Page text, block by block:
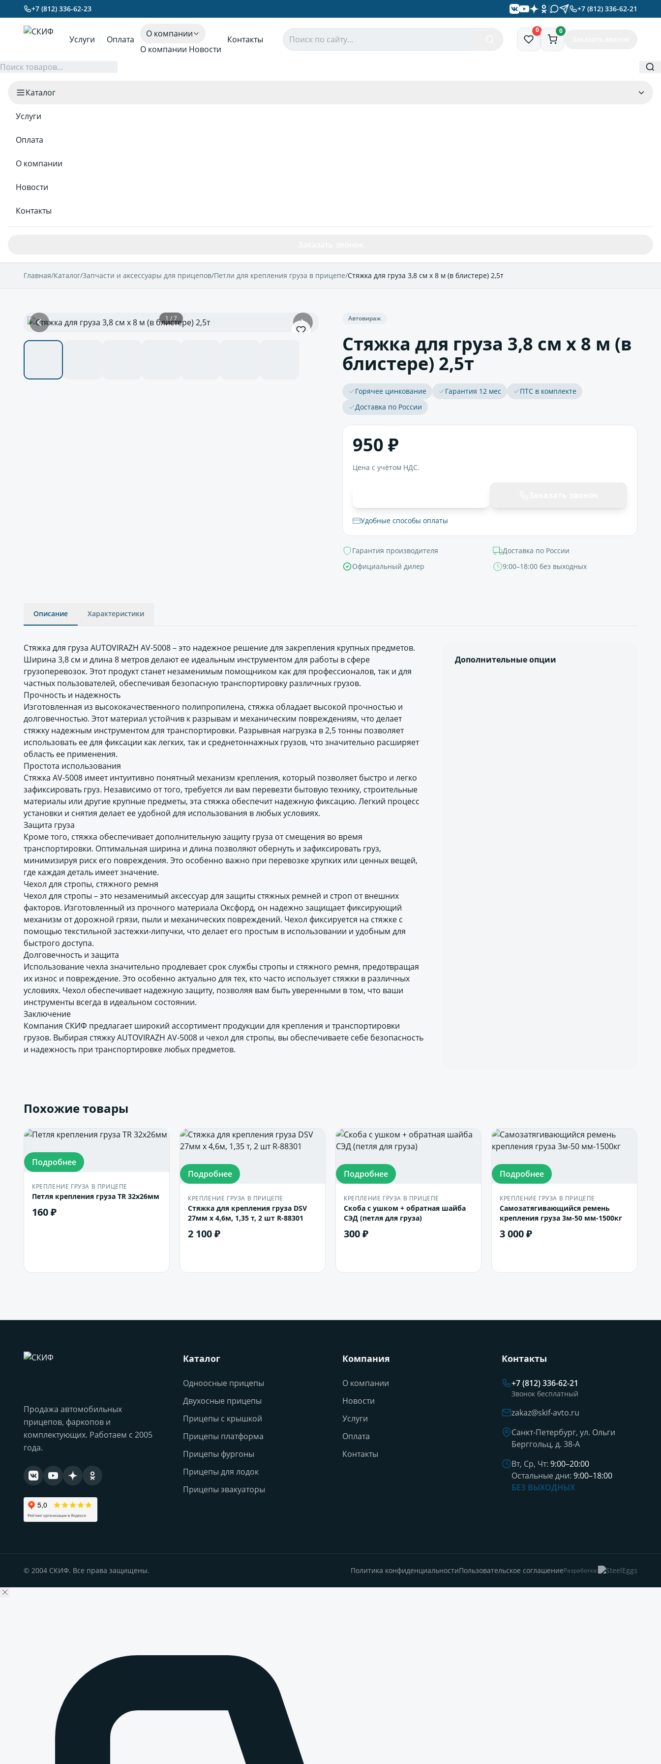
+7 (812) 336-62-23 +7 (812) 336-62-21
Услуги Оплата
О компании
О компании Новости
Контакты
0 0
Каталог
Услуги
Оплата
О компании
Новости
Контакты
Главная/Каталог/Запчасти и аксессуары для прицепов/Петли для крепления груза в прицепе/Стяжка для груза 3,8 см х 8 м (в блистере) 2,5т
1 / 7 Автовираж
Стяжка для груза 3,8 см х 8 м (в
блистере) 2,5т
Горячее цинкование Гарантия 12 мес
ПТС в комплекте
Доставка по России
950 ₽
Цена с учётом НДС.
Удобные способы оплаты
Гарантия производителя
Доставка по России
Официальный дилер
9:00–18:00 без выходных
Описание Характеристики
Стяжка для груза AUTOVIRAZH AV-5008 – это надежное решение для закрепления крупных предметов.
Ширина 3,8 см и длина 8 метров делают ее идеальным инструментом для работы в сфере
грузоперевозок. Этот продукт станет незаменимым помощником как для профессионалов, так и для
частных пользователей, обеспечивая безопасную транспортировку различных грузов.
Прочность и надежность
Изготовленная из высококачественного полипропилена, стяжка обладает высокой прочностью и
долговечностью. Этот материал устойчив к разрывам и механическим повреждениям, что делает
стяжку надежным инструментом для транспортировки. Разрывная нагрузка в 2,5 тонны позволяет
использовать ее для фиксации как легких, так и среднетоннажных грузов, что значительно расширяет
область ее применения.
Простота использования
Стяжка AV-5008 имеет интуитивно понятный механизм крепления, который позволяет быстро и легко
зафиксировать груз. Независимо от того, требуется ли вам перевезти бытовую технику, строительные
материалы или другие крупные предметы, эта стяжка обеспечит надежную фиксацию. Легкий процесс
установки и снятия делает ее удобной для использования в любых условиях.
Защита груза
Кроме того, стяжка обеспечивает дополнительную защиту груза от смещения во время
транспортировки. Оптимальная ширина и длина позволяют обернуть и зафиксировать груз,
минимизируя риск его повреждения. Это особенно важно при перевозке хрупких или ценных вещей,
где каждая деталь имеет значение.
Чехол для стропы, стяжного ремня
Чехол для стропы – это незаменимый аксессуар для защиты стяжных ремней и строп от внешних
факторов. Изготовленный из прочного материала Оксфорд, он надежно защищает фиксирующий
механизм от дорожной грязи, пыли и механических повреждений. Чехол фиксируется на стяжке с
помощью текстильной застежки-липучки, что делает его простым в использовании и удобным для
быстрого доступа.
Долговечность и защита
Использование чехла значительно продлевает срок службы стропы и стяжного ремня, предотвращая
их износ и повреждение. Это особенно актуально для тех, кто часто использует стяжки в различных
условиях. Чехол обеспечивает надежную защиту, позволяя вам быть уверенными в том, что ваши
инструменты всегда в идеальном состоянии.
Заключение
Компания СКИФ предлагает широкий ассортимент продукции для крепления и транспортировки
грузов. Выбирая стяжку AUTOVIRAZH AV-5008 и чехол для стропы, вы обеспечиваете себе безопасность
и надежность при транспортировке любых предметов.
Дополнительные опции
Похожие товары
Подробнее
КРЕПЛЕНИЕ ГРУЗА В ПРИЦЕПЕ
Петля крепления груза TR 32x26мм
160 ₽
Подробнее
КРЕПЛЕНИЕ ГРУЗА В ПРИЦЕПЕ
Стяжка для крепления груза DSV
27мм х 4,6м, 1,35 т, 2 шт R-88301
2 100 ₽
Подробнее
КРЕПЛЕНИЕ ГРУЗА В ПРИЦЕПЕ
Скоба с ушком + обратная шайба
СЭД (петля для груза)
300 ₽
Подробнее
КРЕПЛЕНИЕ ГРУЗА В ПРИЦЕПЕ
Самозатягивающийся ремень
крепления груза 3м-50 мм-1500кг
3 000 ₽
Продажа автомобильных
прицепов, фаркопов и
комплектующих. Работаем с 2005
года.
Каталог
Одноосные прицепы
Двухосные прицепы
Прицепы с крышкой
Прицепы платформа
Прицепы фургоны
Прицепы для лодок
Прицепы эвакуаторы
Компания
О компании
Новости
Услуги
Оплата
Контакты
Контакты
+7 (812) 336-62-21
Звонок бесплатный
zakaz@skif-avto.ru
Санкт-Петербург, ул. Ольги
Берггольц, д. 38-А
Вт, Ср, Чт: 9:00–20:00
Остальные дни: 9:00–18:00
БЕЗ ВЫХОДНЫХ
© 2004 СКИФ. Все права защищены. Политика конфиденциальностиПользовательское соглашениеРазработка: